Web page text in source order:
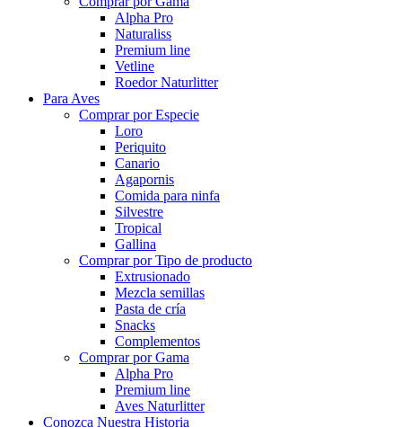
Alpha Pro
Naturaliss
Premium line
Vetline
Roedor Naturlitter
Para Aves
Comprar por Especie
Loro
Periquito
Canario
Agapornis
Comida para ninfa
Silvestre
Tropical
Gallina
Comprar por Tipo de producto
Extrusionado
Mezcla semillas
Pasta de cría
Snacks
Complementos
Comprar por Gama
Alpha Pro
Premium line
Aves Naturlitter
Conozca Nuestra Historia